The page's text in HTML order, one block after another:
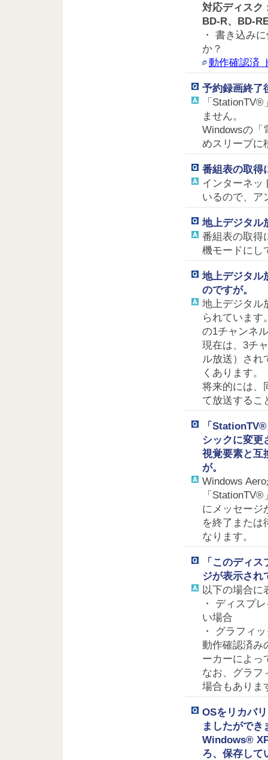
対応ディス
BD-R、BD-
・ 書き込み
か？
動作確認済
予約録画終了
「
ません。
Windowsの「
めスリープに
番組表の取得
インターネッ
いるので、ア
地上デジタル
番組表の取得
機モードにし
地上デジタル
のですが。
地上デジタル
られています
の1チャンネ
現在は、3チ
ル放送）され
くあります。
将来的には、
て放送するこ
「
シックに変更
視覚要素と互
が。
Windows
「
にメッセージ
を終了または
なります。
「このディ
ジが表示され
以下の場合に
・ ディスプ
い場合
・ グラフィ
動作確認済み
ーカーによっ
なお、グラフ
場合もありま
OSをリカバ
ましたができ
Windows®
ろ、保存して